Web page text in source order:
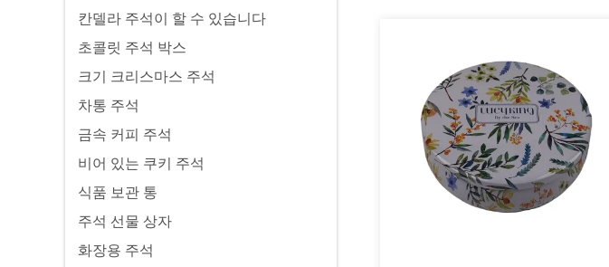
칸델라 주석이 할 수 있습니다
초콜릿 주석 박스
크기 크리스마스 주석
차통 주석
금속 커피 주석
비어 있는 쿠키 주석
식품 보관 통
주석 선물 상자
화장용 주석